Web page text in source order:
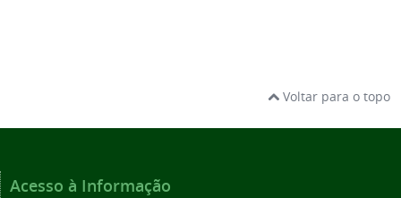
Voltar para o topo
Acesso à Informação